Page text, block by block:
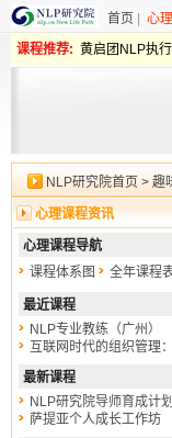
首页 心
课程推荐: 黄启团NLP执
NLP研究院首页 > 趣
心理课程资讯
心理课程导航
课程体系图
全年课程
最近课程
NLP专业教练（广州）
互联网时代的组织管理
最新课程
NLP研究院导师育成计
萨提亚个人成长工作坊